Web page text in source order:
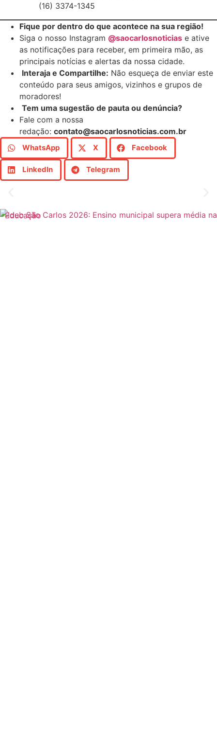
(16) 3374-1345
Fique por dentro do que acontece na sua região!
Siga o nosso Instagram @saocarlosnoticias e ative
as notificações para receber, em primeira mão, as
principais notícias e alertas da nossa cidade.
Interaja e Compartilhe: Não esqueça de enviar este
conteúdo para seus amigos, vizinhos e grupos de
moradores!
Tem uma sugestão de pauta ou denúncia?
Fale com a nossa
redação: contato@saocarlosnoticias.com.br
WhatsApp X Facebook
LinkedIn Telegram
Educação